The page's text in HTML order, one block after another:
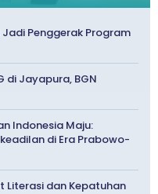
Jadi Penggerak Program
di Jayapura, BGN
Indonesia Maju:
di Era Prabowo-
Literasi dan Kepatuhan